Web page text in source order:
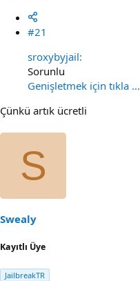
#21
sroxybyjail:
Sorunlu
Genişletmek için tıkla ...
Çünkü artık ücretli
S
Swealy
Kayıtlı Üye
JailbreakTR